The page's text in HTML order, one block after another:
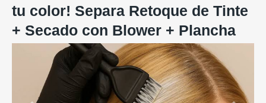
tu color! Separa Retoque de Tinte
+ Secado con Blower + Plancha